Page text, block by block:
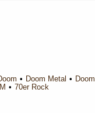
Doom Metal
Doom
70er Rock